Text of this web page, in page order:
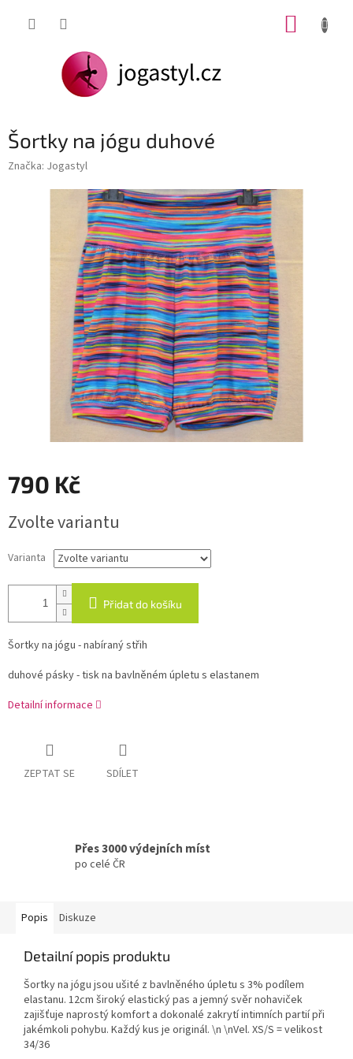
Šortky na jógu duhové
Značka: Jogastyl
790 Kč
cena:
Zvolte variantu
Varianta
Přidat do košíku
Šortky na jógu - nabíraný střih
duhové pásky - tisk na bavlněném úpletu s elastanem
Detailní informace
ZEPTAT SE SDÍLET
Přes 3000 výdejních míst
po celé ČR
Popis Diskuze
Detailní popis produktu
Šortky na jógu jsou ušité z bavlněného úpletu s 3% podílem
elastanu. 12cm široký elastický pas a jemný svěr nohaviček
zajišťuje naprostý komfort a dokonalé zakrytí intimních partií při
jakémkoli pohybu. Každý kus je originál. \n \nVel. XS/S = velikost
34/36